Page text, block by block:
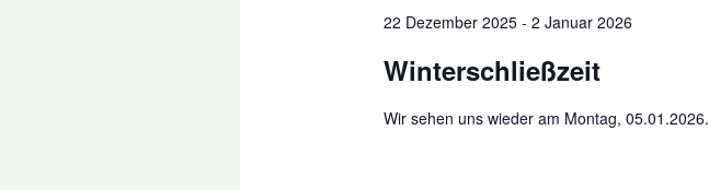
22 Dezember 2025 -2 Januar 2026
Winterschließzeit
Wir sehen uns wieder am Montag, 05.01.2026.